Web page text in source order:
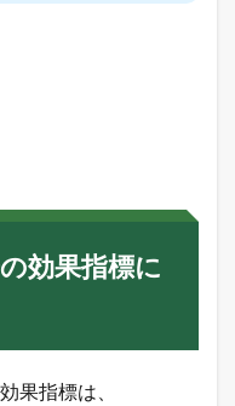
効果指標に
果指標は、